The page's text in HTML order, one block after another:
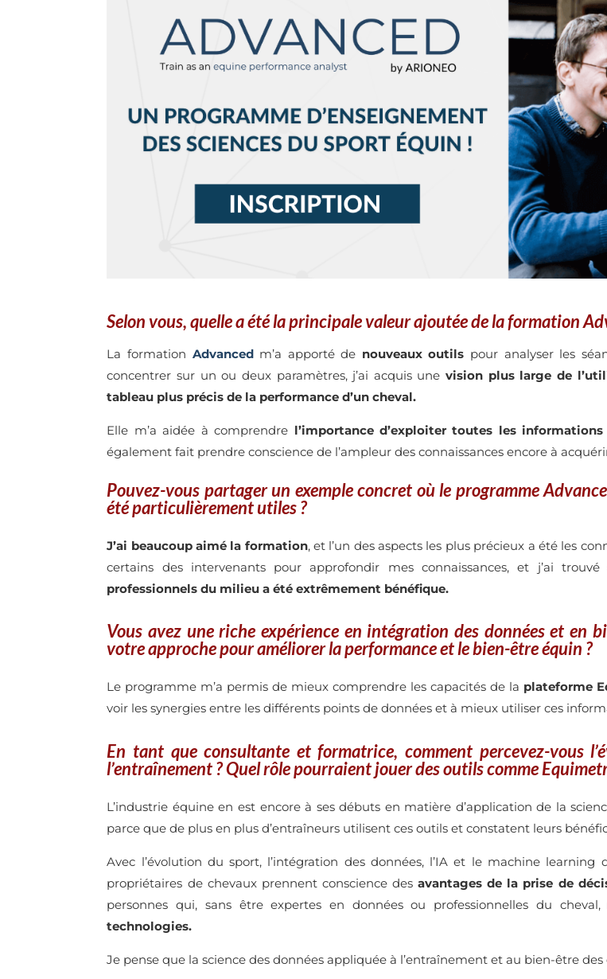
Selon vous, quelle a été la principale valeur ajoutée de la formation
La formation Advanced m’a apporté de nouveaux outils pour analyser les
concentrer sur un ou deux paramètres, j’ai acquis une vision plus large de
tableau plus précis de la performance d’un cheval.
Elle m’a aidée à comprendre l’importance d’exploiter toutes les
également fait prendre conscience de l’ampleur des connaissances encore à
Pouvez-vous partager un exemple concret où le programme
été particulièrement utiles ?
J’ai beaucoup aimé la formation, et l’un des aspects les plus précieux a été les
certains des intervenants pour approfondir mes connaissances, et j’ai trouvé
professionnels du milieu a été extrêmement bénéfique.
Vous avez une riche expérience en intégration des données et en
votre approche pour améliorer la performance et le bien-être équin ?
Le programme m’a permis de mieux comprendre les capacités de la plateforme
voir les synergies entre les différents points de données et à mieux utiliser ces
En tant que consultante et formatrice, comment percevez-vous
l’entraînement ? Quel rôle pourraient jouer des outils comme
L’industrie équine en est encore à ses débuts en matière d’application de la
parce que de plus en plus d’entraîneurs utilisent ces outils et constatent leurs
Avec l’évolution du sport, l’intégration des données, l’IA et le machine
propriétaires de chevaux prennent conscience desavantages de la prise de
personnes qui, sans être expertes en données ou professionnelles du cheval,
technologies.
Je pense que la science des données appliquée à l’entraînement et au bien-être